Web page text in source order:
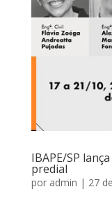
IBAPE/SP
predial
por admin | 27